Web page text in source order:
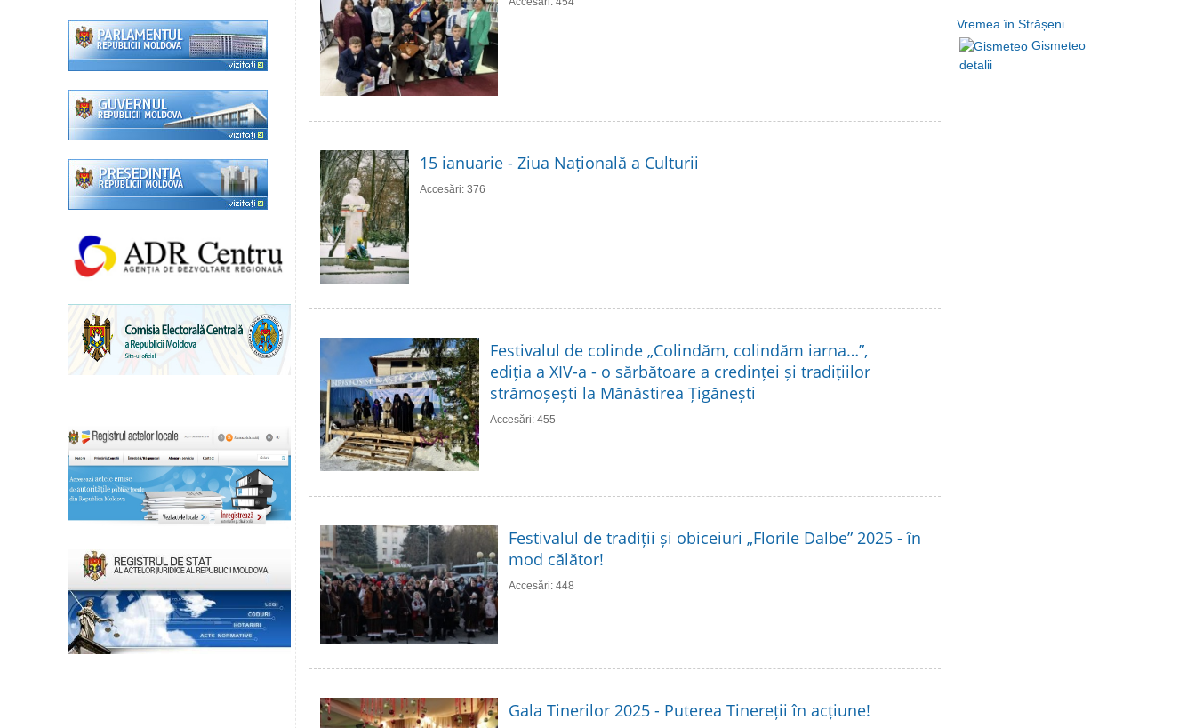
15 ianuarie - Ziua Națională a Culturii
Accesări: 376
Festivalul de colinde „Colindăm, colindăm iarna…”,
ediția a XIV-a - o sărbătoare a credinței și tradițiilor
strămoșești la Mănăstirea Țigănești
Accesări: 455
Festivalul de tradiții și obiceiuri „Florile Dalbe” 2025 - în
mod călător!
Accesări: 448
Gala Tinerilor 2025 - Puterea Tinereții în acțiune!
Vremea în Strășeni
Gismeteo
detalii